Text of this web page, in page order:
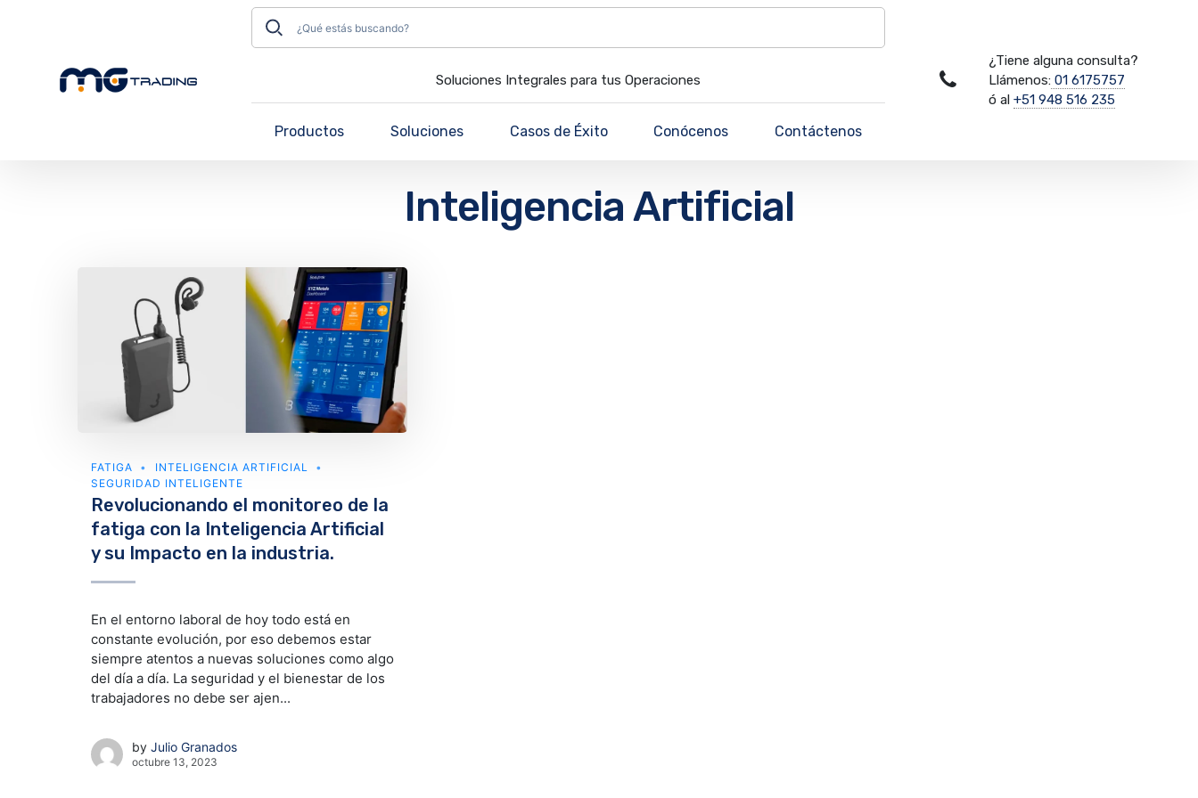
Soluciones Integrales para tus Operaciones
Productos Soluciones Casos de Éxito Conócenos Contáctenos
¿Tiene alguna consulta?
Llámenos:01 6175757
ó al +51 948 516 235
Inteligencia Artificial
FATIGA
INTELIGENCIA ARTIFICIAL
SEGURIDAD INTELIGENTE
Revolucionando el monitoreo de la
fatiga con la Inteligencia Artificial
y su Impacto en la industria.
En el entorno laboral de hoy todo está en
constante evolución, por eso debemos estar
siempre atentos a nuevas soluciones como algo
del día a día. La seguridad y el bienestar de los
trabajadores no debe ser ajen...
by Julio Granados
octubre 13, 2023